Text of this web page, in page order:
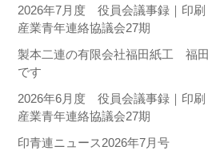
2026年7月度 役員会議事録｜印刷
産業青年連絡協議会27期
製本二連の有限会社福田紙工 福田
です
2026年6月度 役員会議事録｜印刷
産業青年連絡協議会27期
印青連ニュース2026年7月号